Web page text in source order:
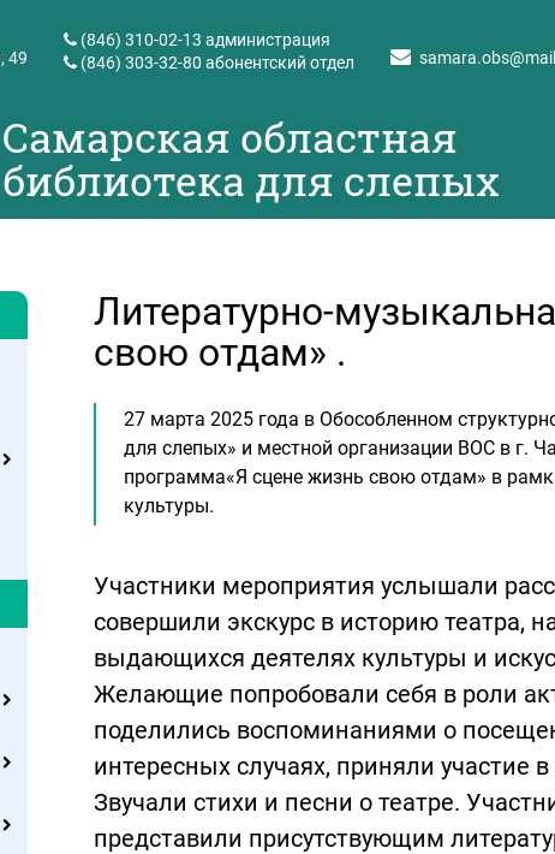
49
(846) 310-02-13 администрация
(846) 303-32-80 абонентский отдел
Самарская областная
библиотека для слепых
Литературно-
свою отдам» .
27 марта 2025 года в Обособленном
для слепых» и местной организации ВОС в г.
программа«Я сцене жизнь свою отдам» в
культуры.
Участники мероприятия услышали
совершили экскурс в историю театра,
выдающихся деятелях культуры и
Желающие попробовали себя в роли
поделились воспоминаниями о
интересных случаях, приняли участие
Звучали стихи и песни о театре.
представили присутствующим